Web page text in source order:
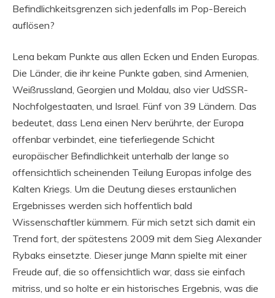
Befindlichkeitsgrenzen sich jedenfalls im Pop-Bereich
auflösen?
Lena bekam Punkte aus allen Ecken und Enden Europas.
Die Länder, die ihr keine Punkte gaben, sind Armenien,
Weißrussland, Georgien und Moldau, also vier UdSSR-
Nochfolgestaaten, und Israel. Fünf von 39 Ländern. Das
bedeutet, dass Lena einen Nerv berührte, der Europa
offenbar verbindet, eine tieferliegende Schicht
europäischer Befindlichkeit unterhalb der lange so
offensichtlich scheinenden Teilung Europas infolge des
Kalten Kriegs. Um die Deutung dieses erstaunlichen
Ergebnisses werden sich hoffentlich bald
Wissenschaftler kümmern. Für mich setzt sich damit ein
Trend fort, der spätestens 2009 mit dem Sieg Alexander
Rybaks einsetzte. Dieser junge Mann spielte mit einer
Freude auf, die so offensichtlich war, dass sie einfach
mitriss, und so holte er ein historisches Ergebnis, was die